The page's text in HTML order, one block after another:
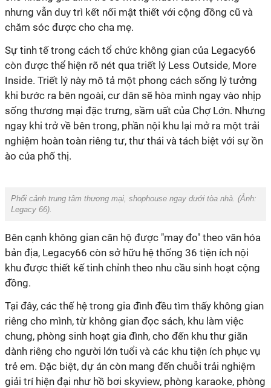
nhưng vẫn duy trì kết nối mật thiết với cộng đồng cũ và
chăm sóc được cho cha mẹ.
Sự tinh tế trong cách tổ chức không gian của Legacy66
còn được thể hiện rõ nét qua triết lý Less Outside, More
Inside. Triết lý này mô tả một phong cách sống lý tưởng
khi bước ra bên ngoài, cư dân sẽ hòa mình ngay vào nhịp
sống thương mại đặc trưng, sầm uất của Chợ Lớn. Nhưng
ngay khi trở về bên trong, phần nội khu lại mở ra một trải
nghiệm hoàn toàn riêng tư, thư thái và tách biệt với sự ồn
ào của phố thị.
Phối cảnh trung tâm thương mại, shophouse ngay dưới tòa nhà. (Ảnh:
Legacy 66).
Bên cạnh không gian căn hộ được "may đo" theo văn hóa
bản địa, Legacy66 còn sở hữu hệ thống 36 tiện ích nội
khu được thiết kế tinh chỉnh theo nhu cầu sinh hoạt cộng
đồng.
Tại đây, các thế hệ trong gia đình đều tìm thấy không gian
riêng cho mình, từ không gian đọc sách, khu làm việc
chung, phòng sinh hoạt gia đình, cho đến khu thư giãn
dành riêng cho người lớn tuổi và các khu tiện ích phục vụ
trẻ em. Đặc biệt, dự án còn mang đến chuỗi trải nghiệm
giải trí hiện đại như hồ bơi skyview, phòng karaoke, phòng